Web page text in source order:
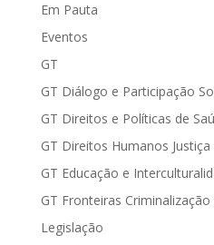
Em Pauta
Eventos
GT
GT Diálogo e Participação
GT Direitos e Políticas de
GT Direitos Humanos
GT Educação e
GT Fronteiras Criminalização
Legislação